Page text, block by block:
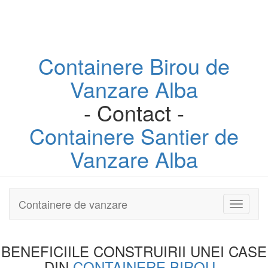
Containere Birou de
Vanzare Alba
- Contact -
Containere Santier de
Vanzare Alba
Toggle
Containere de vanzare
BENEFICIILE CONSTRUIRII UNEI CASE